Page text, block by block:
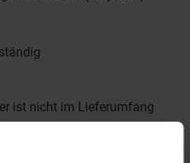
ist nicht im Lieferumfang